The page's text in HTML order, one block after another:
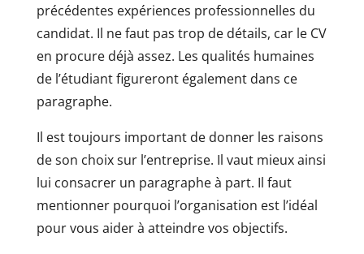
précédentes expériences professionnelles du
candidat. Il ne faut pas trop de détails, car le CV
en procure déjà assez. Les qualités humaines
de l’étudiant figureront également dans ce
paragraphe.
Il est toujours important de donner les raisons
de son choix sur l’entreprise. Il vaut mieux ainsi
lui consacrer un paragraphe à part. Il faut
mentionner pourquoi l’organisation est l’idéal
pour vous aider à atteindre vos objectifs.